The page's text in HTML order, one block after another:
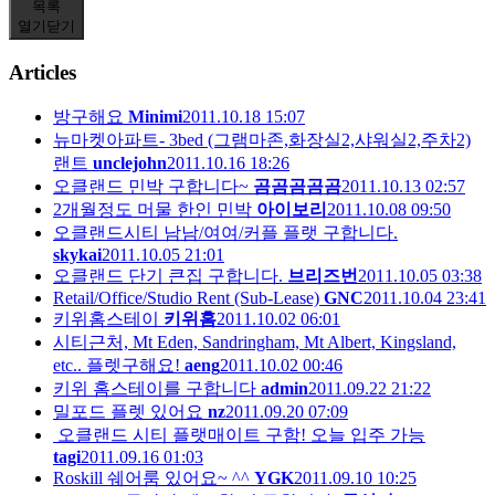
목록
열기 닫기
Articles
방구해요 Minimi2011.10.18 15:07
뉴마켓아파트- 3bed (그램마존,화장실2,샤워실2,주차2)
랜트 unclejohn2011.10.16 18:26
오클랜드 민박 구합니다~ 곰곰곰곰곰2011.10.13 02:57
2개월정도 머물 한인 민박 아이보리 2011.10.08 09:50
오클랜드시티 남남/여여/커플 플랫 구합니다.
skykai2011.10.05 21:01
오클랜드 단기 큰집 구합니다. 브리즈번 2011.10.05 03:38
Retail/Office/Studio Rent (Sub-Lease) GNC2011.10.04 23:41
키위홈스테이
키위홈2011.10.02 06:01
시티근처, Mt Eden, Sandringham, Mt Albert, Kingsland,
etc.. 플렛구해요! aeng2011.10.02 00:46
키위 홈스테이를 구합니다 admin2011.09.22 21:22
밀포드 플렛 있어요 nz2011.09.20 07:09
오클랜드 시티 플랫매이트 구함! 오늘 입주 가능
tagi2011.09.16 01:03
Roskill 쉐어룸 있어요~ ^^ YGK2011.09.10 10:25